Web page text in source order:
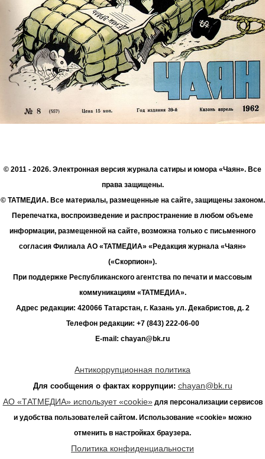
© 2011 - 2026. Электронная версия журнала сатиры и юмора «Чаян». Все
права защищены.
© ТАТМЕДИА. Все материалы, размещенные на сайте, защищены законом.
Перепечатка, воспроизведение и распространение в любом объеме
информации, размещенной на сайте, возможна только с письменного
согласия Филиала АО «ТАТМЕДИА» «Редакция журнала «Чаян»
(«Скорпион»).
При поддержке Республиканского агентства по печати и массовым
коммуникациям «ТАТМЕДИА».
Адрес редакции: 420066 Татарстан, г. Казань ул. Декабристов, д. 2
Телефон редакции: +7 (843) 222-06-00
E-mail: chayan@bk.ru
Антикоррупционная политика
Для сообщения о фактах коррупции: chayan@bk.ru
АО «ТАТМЕДИА» использует «cookie»для персонализации сервисов
и удобства пользователей сайтом. Использование «cookie» можно
отменить в настройках браузера.
Политика конфиденциальности